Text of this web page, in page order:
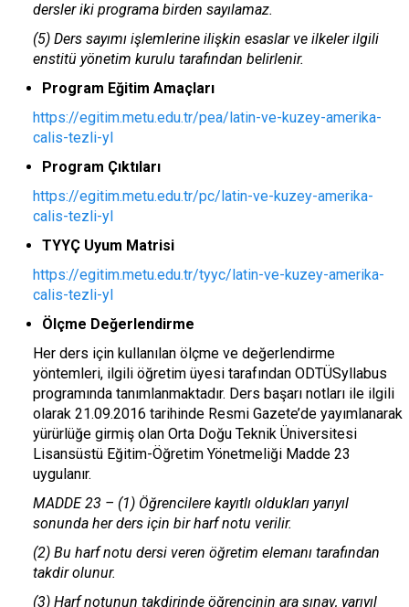
dersler iki programa birden sayılamaz.
(5) Ders sayımı işlemlerine ilişkin esaslar ve ilkeler ilgili
enstitü yönetim kurulu tarafından belirlenir.
Program Eğitim Amaçları
https://egitim.metu.edu.tr/pea/latin-ve-kuzey-amerika-
calis-tezli-yl
Program Çıktıları
https://egitim.metu.edu.tr/pc/latin-ve-kuzey-amerika-
calis-tezli-yl
TYYÇ Uyum Matrisi
https://egitim.metu.edu.tr/tyyc/latin-ve-kuzey-amerika-
calis-tezli-yl
Ölçme Değerlendirme
Her ders için kullanılan ölçme ve değerlendirme
yöntemleri, ilgili öğretim üyesi tarafından ODTÜSyllabus
programında tanımlanmaktadır. Ders başarı notları ile ilgili
olarak 21.09.2016 tarihinde Resmi Gazete’de yayımlanarak
yürürlüğe girmiş olan Orta Doğu Teknik Üniversitesi
Lisansüstü Eğitim-Öğretim Yönetmeliği Madde 23
uygulanır.
MADDE 23 – (1) Öğrencilere kayıtlı oldukları yarıyıl
sonunda her ders için bir harf notu verilir.
(2) Bu harf notu dersi veren öğretim elemanı tarafından
takdir olunur.
(3) Harf notunun takdirinde öğrencinin ara sınav, yarıyıl